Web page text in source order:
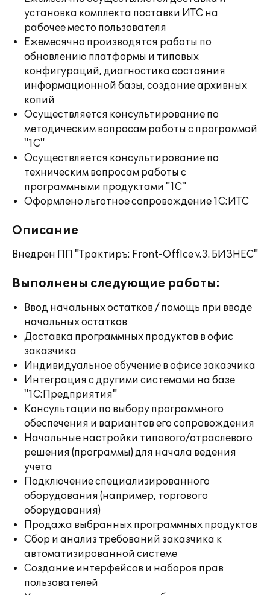
установка комплекта поставки ИТС на
рабочее место пользователя
Ежемесячно производятся работы по
обновлению платформы и типовых
конфигураций, диагностика состояния
информационной базы, создание архивных
копий
Осуществляется консультирование по
методическим вопросам работы с программой
"1С"
Осуществляется консультирование по
техническим вопросам работы с
программными продуктами "1С"
Оформлено льготное сопровождение 1С:ИТС
Описание
Внедрен ПП "Трактиръ: Front-Office v.3. БИЗНЕС"
Выполнены следующие работы:
Ввод начальных остатков / помощь при вводе
начальных остатков
Доставка программных продуктов в офис
заказчика
Индивидуальное обучение в офисе заказчика
Интеграция с другими системами на базе
"1С:Предприятия"
Консультации по выбору программного
обеспечения и вариантов его сопровождения
Начальные настройки типового/отраслевого
решения (программы) для начала ведения
учета
Подключение специализированного
оборудования (например, торгового
оборудования)
Продажа выбранных программных продуктов
Сбор и анализ требований заказчика к
автоматизированной системе
Создание интерфейсов и наборов прав
пользователей